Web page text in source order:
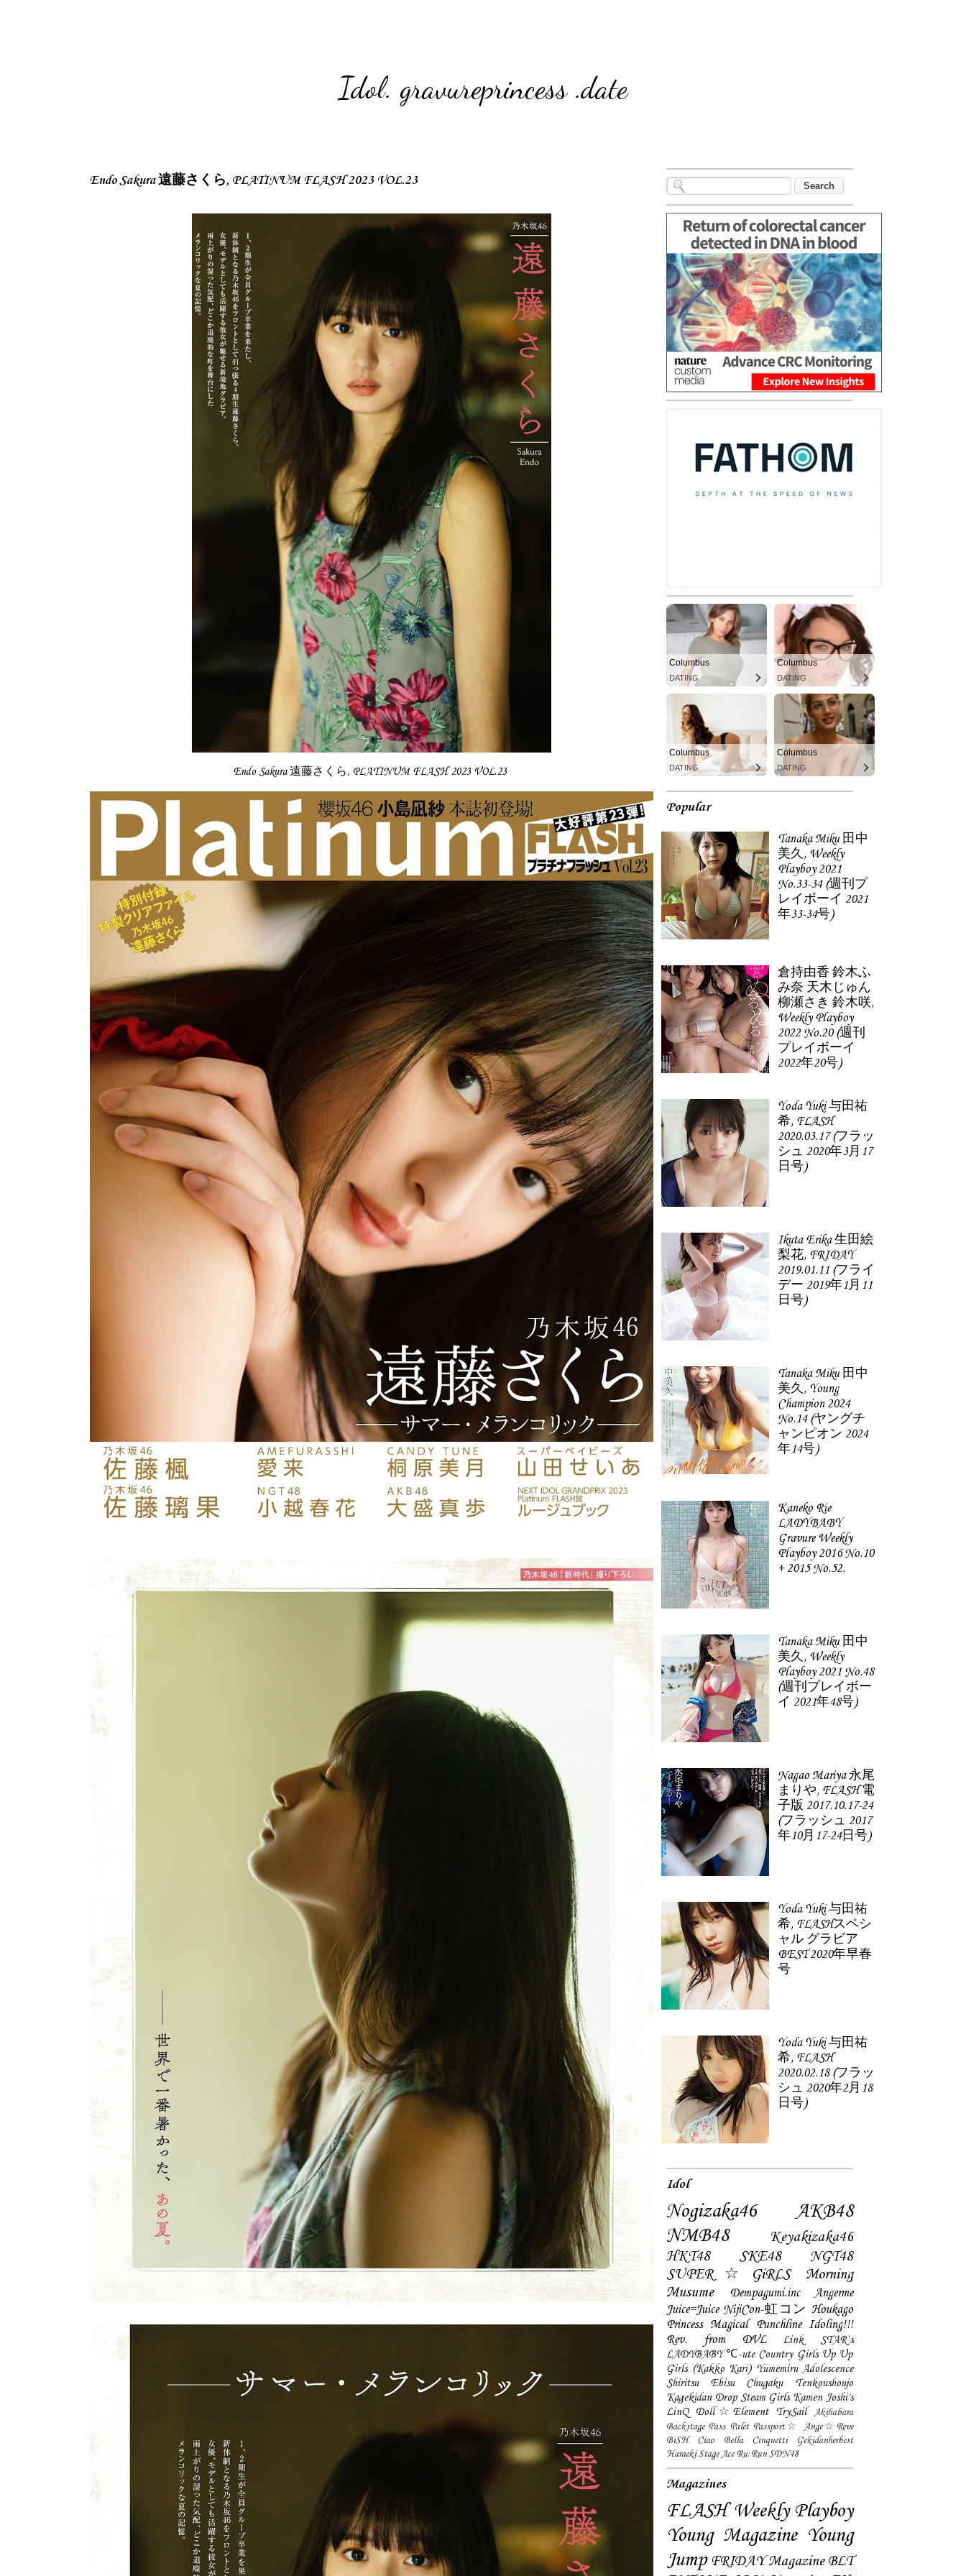
Idol. gravureprincess .date
Endo Sakura 遠藤さくら, PLATINUM FLASH 2023 VOL.23
Endo Sakura 遠藤さくら, PLATINUM FLASH 2023 VOL.23
Columbus
DATING
Columbus
DATING
Columbus
DATING
Columbus
DATING
Popular
Tanaka Miku 田中
美久, Weekly
Playboy 2021
No.33-34 (週刊プ
レイボーイ 2021
年33-34号)
倉持由香 鈴木ふ
み奈 天木じゅん
柳瀬さき 鈴木咲,
Weekly Playboy
2022 No.20 (週刊
プレイボーイ
2022年20号)
Yoda Yuki 与田祐
希, FLASH
2020.03.17 (フラッ
シュ 2020年3月17
日号)
Ikuta Erika 生田絵
梨花, FRIDAY
2019.01.11 (フライ
デー 2019年1月11
日号)
Tanaka Miku 田中
美久, Young
Champion 2024
No.14 (ヤングチ
ャンピオン 2024
年14号)
Kaneko Rie
LADYBABY
Gravure Weekly
Playboy 2016 No.10
+ 2015 No.52.
Tanaka Miku 田中
美久, Weekly
Playboy 2021 No.48
(週刊プレイボー
イ 2021年48号)
Nagao Mariya 永尾
まりや, FLASH 電
子版 2017.10.17-24
(フラッシュ 2017
年10月17-24日号)
Yoda Yuki 与田祐
希, FLASHスペシ
ャル グラビア
BEST 2020年早春
号
Yoda Yuki 与田祐
希, FLASH
2020.02.18 (フラッ
シュ 2020年2月18
日号)
Idol
Nogizaka46
AKB48
NMB48
Keyakizaka46
HKT48
SKE48
NGT48
SUPER☆GiRLS
Morning
Musume
Dempagumi.inc
Angerme
Juice=Juice NijiCon-虹コン Houkago
Princess Magical Punchline Idoling!!!
Rev. from DVL
Link STAR`s
LADYBABY ℃-ute Country Girls Up Up
Girls (Kakko Kari) Yumemiru Adolescence
Shiritsu Ebisu Chugaku
Tenkoushoujo
Kagekidan Drop Steam Girls Kamen Joshi's
LinQ Doll☆Element TrySail
Akihabara
Backstage Pass Palet Passport☆
Ange☆Reve
BiSH
Ciao Bella Cinquetti
Gekidanherbest
Haraeki Stage Ace Ru:Run SDN48
Magazines
FLASH Weekly Playboy
Young Magazine Young
Jump FRIDAY Magazine BLT